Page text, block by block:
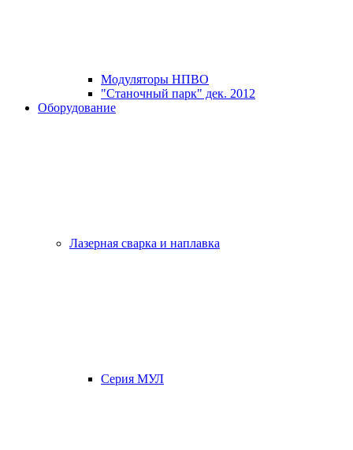
Модуляторы НПВО
"Станочный парк" дек. 2012
Оборудование
Лазерная сварка и наплавка
Серия МУЛ